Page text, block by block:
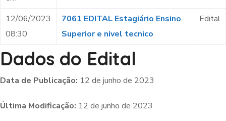
12/06/2023
08:30
7061 EDITAL Estagiário Ensino
Superior e nivel tecnico
Edital
Dados do Edital
Data de Publicação: 12 de junho de 2023
Última Modificação: 12 de junho de 2023